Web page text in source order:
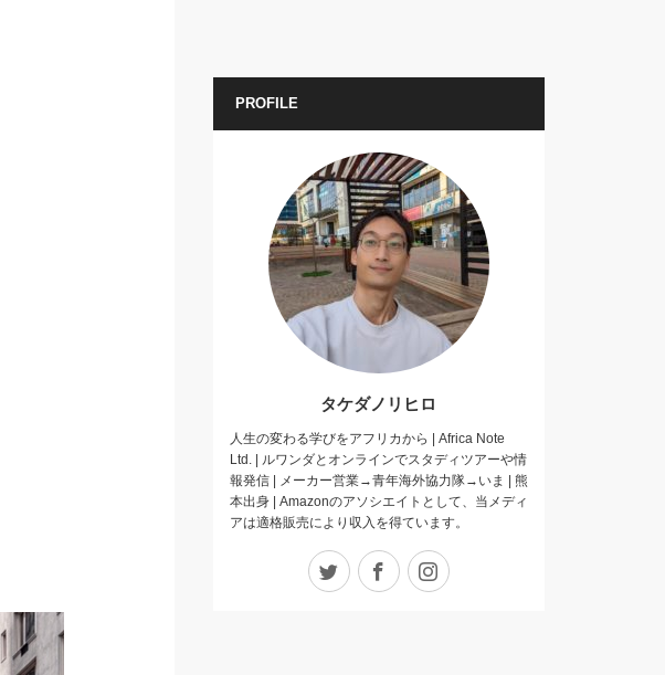
PROFILE
タケダノリヒロ
人生の変わる学びをアフリカから | Africa Note
Ltd. | ルワンダとオンラインでスタディツアーや情
報発信 | メーカー営業→青年海外協力隊→いま | 熊
本出身 | Amazonのアソシエイトとして、当メディ
アは適格販売により収入を得ています。
Twitter Facebook